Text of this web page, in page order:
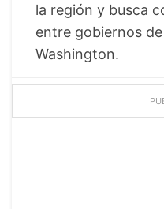
la región y busca
entre gobiernos
Washington.